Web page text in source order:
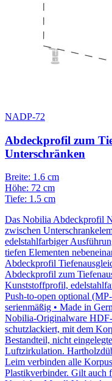
NADP-72
Abdeckprofil zum
Unterschränken
Breite: 1.6 cm
Höhe: 72 cm
Tiefe: 1.5 cm
Das Nobilia Abdeckprofil
zwischen
edelstahlfarbiger
tiefen Elementen
Abdeckprofil
Abdeckprofil zum
Kunststoffprofil,
Push-to-open optional
serienmäßig • Made in
Nobilia-Originalware
schutzlackiert, mit dem
Bestandteil, nicht
Luftzirkulation.
Leim verbinden alle
Plastikverbinder. Gilt auch